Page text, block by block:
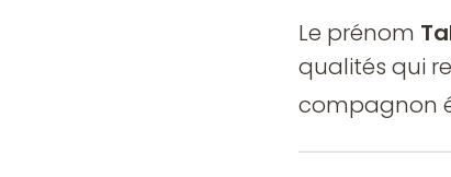
Le prénom
qualités qui